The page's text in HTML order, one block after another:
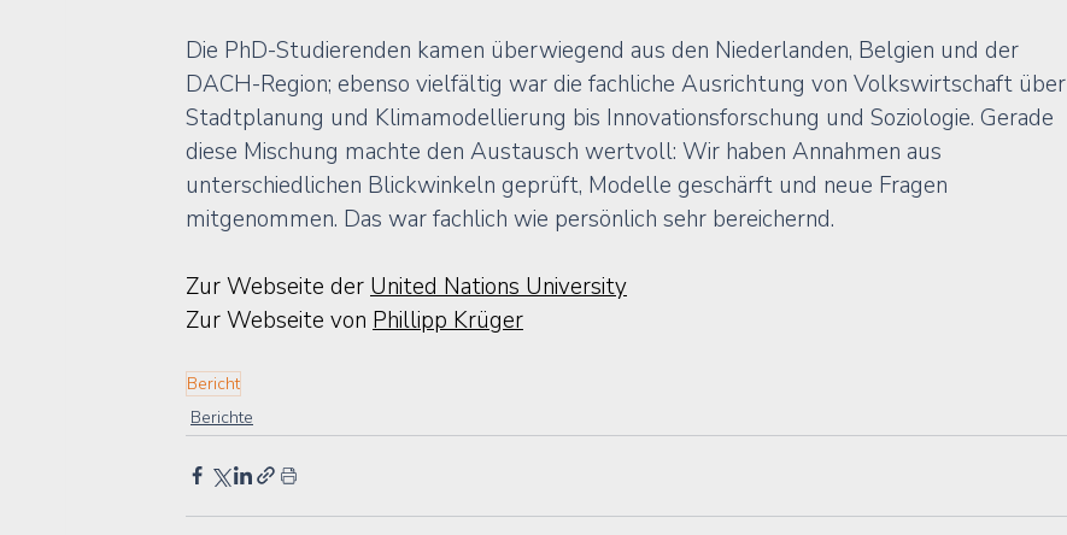
Die PhD-Studierenden kamen überwiegend aus den Niederlanden, Belgien und der
DACH-Region; ebenso vielfältig war die fachliche Ausrichtung von Volkswirtschaft über
Stadtplanung und Klimamodellierung bis Innovationsforschung und Soziologie. Gerade
diese Mischung machte den Austausch wertvoll: Wir haben Annahmen aus
unterschiedlichen Blickwinkeln geprüft, Modelle geschärft und neue Fragen
mitgenommen. Das war fachlich wie persönlich sehr bereichernd.
Zur Webseite der United Nations University
Zur Webseite von Phillipp Krüger
Bericht
Berichte